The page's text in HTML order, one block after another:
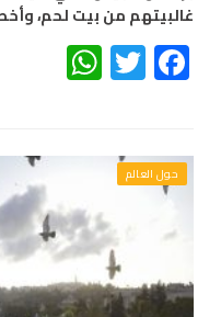
غالبيتهم من بيت لحم،
Facebook
Twitter
حول العالم